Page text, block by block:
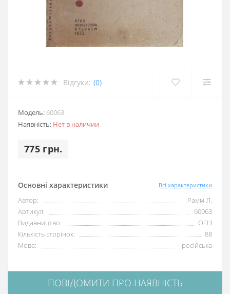
Відгуки: (0)
Модель: 60063
Наявність: Нет в наличии
775 грн.
Основні характеристики Всі характеристики
Автор:
Рамм Л.
Артикул:
60063
Видавництво:
ОГІЗ
Кількість сторінок:
88
Мова:
російська
ПОВІДОМИТИ ПРО НАЯВНІСТЬ